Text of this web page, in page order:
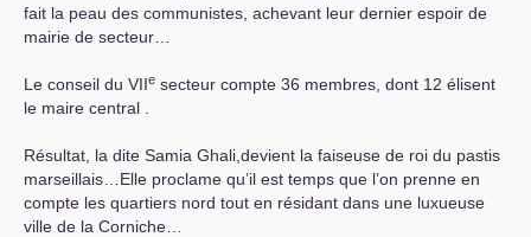
fait la peau des communistes, achevant leur dernier espoir de
mairie de secteur…
Le conseil du VIIe secteur compte 36 membres, dont 12 élisent
le maire central .
Résultat, la dite Samia Ghali,devient la faiseuse de roi du pastis
marseillais…Elle proclame qu’il est temps que l’on prenne en
compte les quartiers nord tout en résidant dans une luxueuse
ville de la Corniche…